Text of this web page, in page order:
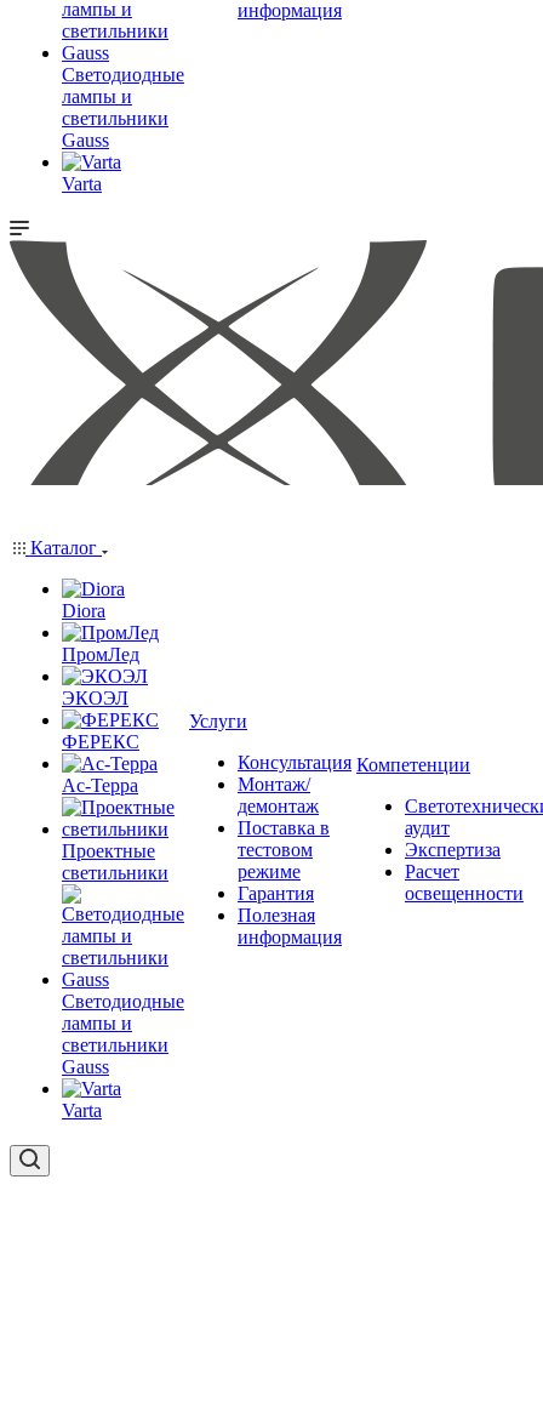
Светодиодные
лампы и
светильники
Gauss
Varta
информация
Каталог
Diora
ПромЛед
ЭКОЭЛ
ФЕРЕКС
Ас-Терра
Проектные
светильники
Светодиодные
лампы и
светильники
Gauss
Varta
Услуги
Консультация
Монтаж/
демонтаж
Поставка в
тестовом
режиме
Гарантия
Полезная
информация
Компетенции
аудит
Экспертиза
Расчет
освещенности